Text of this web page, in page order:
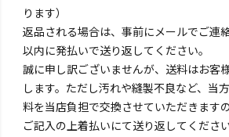
ります）
返品される場合は、事前にメールでご連
以内に発払いで送り返してください。
誠に申し訳ございませんが、送料はお客
します。ただし汚れや縫製不良など、当
料を当店負担で交換させていただきます
ご記入の上着払いにて送り返してください